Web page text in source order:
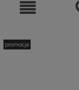
promocja